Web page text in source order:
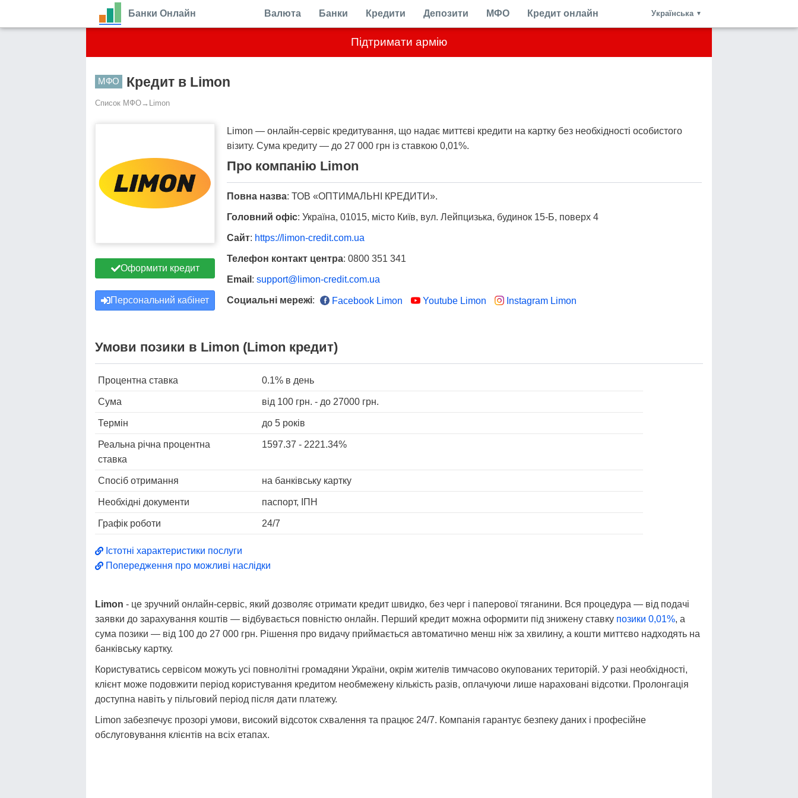
Підтримати армію
Банки Онлайн Валюта Банки Кредити Депозити МФО Кредит онлайн Українська ▼
МФО Кредит в Limon
Список МФО→ Limon
Оформити кредит
Персональний кабінет
Limon — онлайн-сервіс кредитування, що надає миттєві кредити на картку без необхідності особистого
візиту. Сума кредиту — до 27 000 грн із ставкою 0,01%.
Про компанію Limon
Повна назва: ТОВ «ОПТИМАЛЬНІ КРЕДИТИ».
Головний офіс: Україна, 01015, місто Київ, вул. Лейпцизька, будинок 15-Б, поверх 4
Сайт: https://limon-credit.com.ua
Телефон контакт центра: 0800 351 341
Email : support@limon-credit.com.ua
Социальні мережі: Facebook Limon Youtube Limon Instagram Limon
Умови позики в Limon (Limon кредит)
Процентна ставка 0.1% в день
Сума від 100 грн. - до 27000 грн.
Термін до 5 років
Реальна річна процентна
ставка
1597.37 - 2221.34%
Спосіб отримання на банківську картку
Необхідні документи паспорт, ІПН
Графік роботи 24/7
Істотні характеристики послуги
Попередження про можливі наслідки
Limon - це зручний онлайн-сервіс, який дозволяє отримати кредит швидко, без черг і паперової тяганини. Вся процедура — від подачі
заявки до зарахування коштів — відбувається повністю онлайн. Перший кредит можна оформити під знижену ставку позики 0,01%, а
сума позики — від 100 до 27 000 грн. Рішення про видачу приймається автоматично менш ніж за хвилину, а кошти миттєво надходять на
банківську картку.
Користуватись сервісом можуть усі повнолітні громадяни України, окрім жителів тимчасово окупованих територій. У разі необхідності,
клієнт може подовжити період користування кредитом необмежену кількість разів, оплачуючи лише нараховані відсотки. Пролонгація
доступна навіть у пільговий період після дати платежу.
Limon забезпечує прозорі умови, високий відсоток схвалення та працює 24/7. Компанія гарантує безпеку даних і професійне
обслуговування клієнтів на всіх етапах.